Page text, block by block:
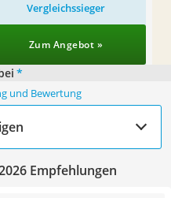
Vergleichssieger
Zum Angebot »
*
und Bewertung
Empfehlungen